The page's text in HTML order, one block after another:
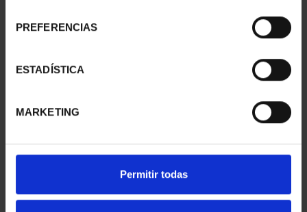
PREFERENCIAS
ESTADÍSTICA
MARKETING
Permitir todas
CAPITALES ESPAÑOLAS
73,00 €
CAPITALES ESPAÑOLAS
73,00 €